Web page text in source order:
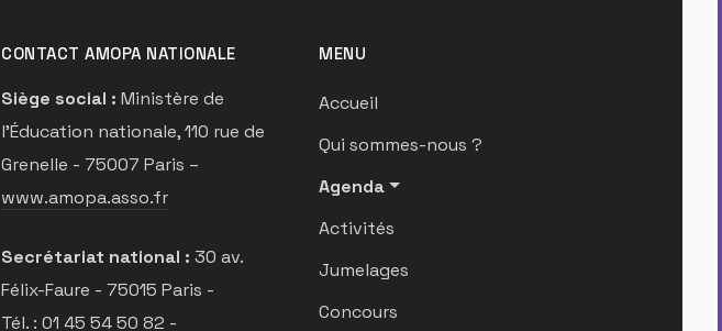
CONTACT AMOPA NATIONALE
Siège social : Ministère de
l’Éducation nationale, 110 rue de
Grenelle - 75007 Paris –
www.amopa.asso.fr
Secrétariat national : 30 av.
Félix-Faure - 75015 Paris -
Tél. : 01 45 54 50 82 -
MENU
Accueil
Qui sommes-nous ?
Agenda
Activités
Jumelages
Concours